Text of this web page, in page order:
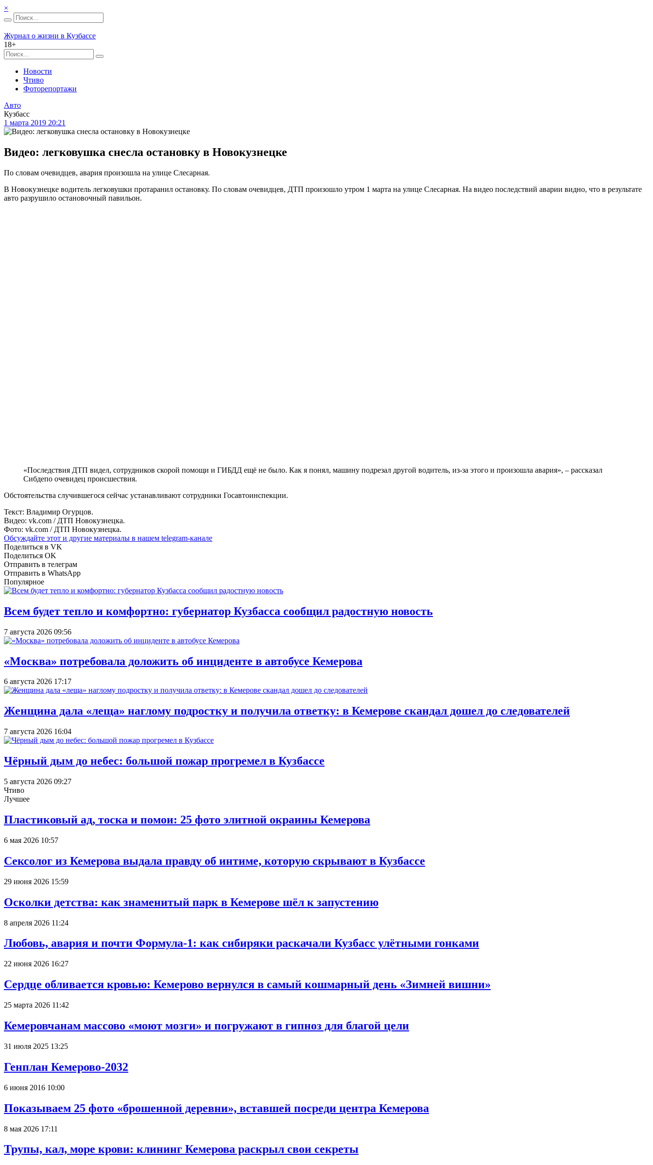
×
Журнал о жизни в Кузбассе
18+
Новости
Чтиво
Фоторепортажи
Авто
Кузбасс
1 марта 2019 20:21
Видео: легковушка снесла остановку в Новокузнецке
По словам очевидцев, авария произошла на улице Слесарная.
В Новокузнецке водитель легковушки протаранил остановку. По словам очевидцев, ДТП произошло утром 1 марта на улице Слесарная. На видео последствий аварии видно, что в результате
авто разрушило остановочный павильон.
«Последствия ДТП видел, сотрудников скорой помощи и ГИБДД ещё не было. Как я понял, машину подрезал другой водитель, из-за этого и произошла авария», – рассказал
Сибдепо очевидец происшествия.
Обстоятельства случившегося сейчас устанавливают сотрудники Госавтоинспекции.
Текст: Владимир Огурцов.
Видео: vk.com / ДТП Новокузнецка.
Фото: vk.com / ДТП Новокузнецка.
Обсуждайте этот и другие материалы в нашем telegram-канале
Поделиться в VK
Поделиться OK
Отправить в телеграм
Отправить в WhatsApp
Популярное
Всем будет тепло и комфортно: губернатор Кузбасса сообщил радостную новость
7 августа 2026 09:56
«Москва» потребовала доложить об инциденте в автобусе Кемерова
6 августа 2026 17:17
Женщина дала «леща» наглому подростку и получила ответку: в Кемерове скандал дошел до следователей
7 августа 2026 16:04
Чёрный дым до небес: большой пожар прогремел в Кузбассе
5 августа 2026 09:27
Чтиво
Лучшее
Пластиковый ад, тоска и помои: 25 фото элитной окраины Кемерова
6 мая 2026 10:57
Сексолог из Кемерова выдала правду об интиме, которую скрывают в Кузбассе
29 июня 2026 15:59
Осколки детства: как знаменитый парк в Кемерове шёл к запустению
8 апреля 2026 11:24
Любовь, авария и почти Формула-1: как сибиряки раскачали Кузбасс улётными гонками
22 июня 2026 16:27
Сердце обливается кровью: Кемерово вернулся в самый кошмарный день «Зимней вишни»
25 марта 2026 11:42
Кемеровчанам массово «моют мозги» и погружают в гипноз для благой цели
31 июля 2025 13:25
Генплан Кемерово-2032
6 июня 2016 10:00
Показываем 25 фото «брошенной деревни», вставшей посреди центра Кемерова
8 мая 2026 17:11
Трупы, кал, море крови: клининг Кемерова раскрыл свои секреты